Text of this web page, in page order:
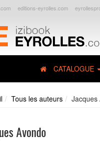
editions-eyrolles.com
CATALOGUE
Tous les auteurs Jacques
Avondo